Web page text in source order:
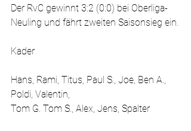
Der RvC gewinnt 3:2 (0:0) bei Oberliga-
Neuling und fährt zweiten Saisonsieg ein.
Kader
Hans, Rami, Titus, Paul S., Joe, Ben A.,
Poldi, Valentin,
Tom G. Tom S., Alex, Jens, Spalter